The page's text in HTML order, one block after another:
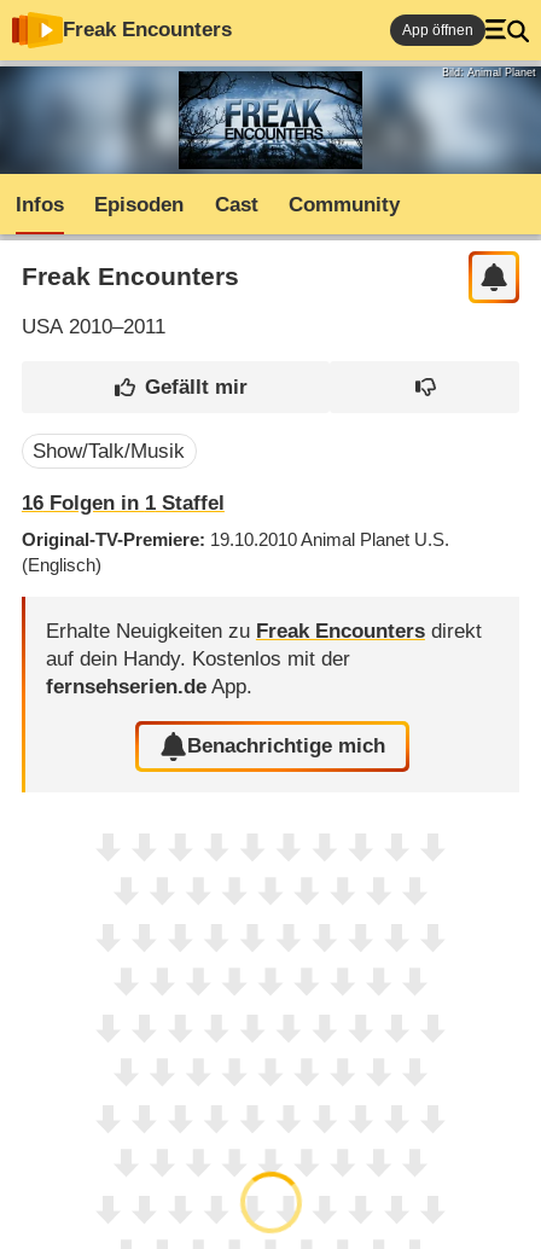
Freak Encounters App öffnen
Bild: Animal Planet
Infos Episoden Cast Community
Freak Encounters
USA2010–2011
Show/Talk/Musik
16Folgen in 1Staffel
Original-TV-Premiere 19.10.2010Animal Planet U.S.
(Englisch)
Erhalte Neuigkeiten zu Freak Encountersdirekt
auf dein Handy. Kostenlos mit der
fernsehserien.deApp.
Benachrichtige mich